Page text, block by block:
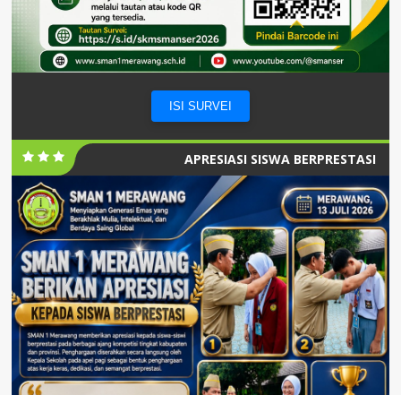
ISI SURVEI
APRESIASI SISWA BERPRESTASI